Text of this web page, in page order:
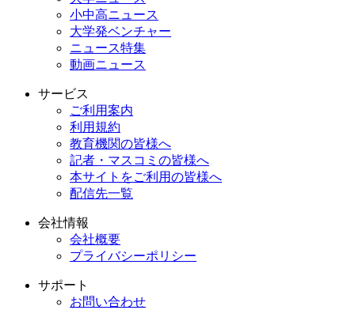
小中高ニュース
大学発ベンチャー
ニュース特集
動画ニュース
サービス
ご利用案内
利用規約
教育機関の皆様へ
記者・マスコミの皆様へ
本サイトをご利用の皆様へ
配信先一覧
会社情報
会社概要
プライバシーポリシー
サポート
お問い合わせ